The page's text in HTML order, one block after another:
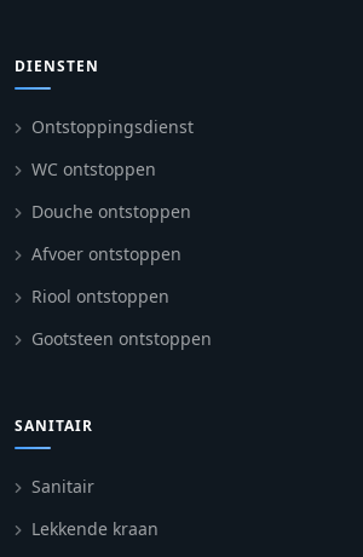
DIENSTEN
Ontstoppingsdienst
WC ontstoppen
Douche ontstoppen
Afvoer ontstoppen
Riool ontstoppen
Gootsteen ontstoppen
SANITAIR
Sanitair
Lekkende kraan